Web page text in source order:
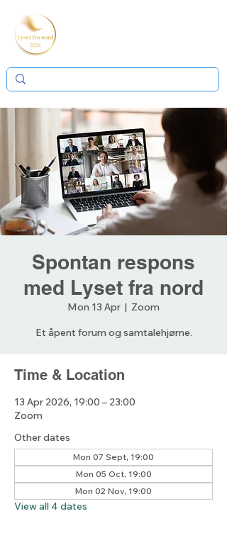
Spontan respons
med Lyset fra nord
Mon 13 Apr
  |
Zoom
Et åpent forum og samtalehjørne.
Time & Location
13 Apr 2026, 19:00 – 23:00
Zoom
Other dates
Mon 07 Sept, 19:00
Mon 05 Oct, 19:00
Mon 02 Nov, 19:00
View all 4 dates